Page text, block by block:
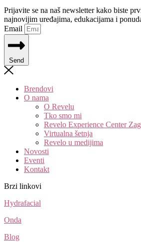
Prijavite se na naš newsletter kako biste
najnovijim uređajima, edukacijama i
Email
Send
Brendovi
O nama
O Revelu
Tko smo mi
Revelo Experience Center
Virtualna šetnja
Revelo u medijima
Novosti
Eventi
Kontakt
Brzi linkovi
Hydrafacial
Onda
Blog